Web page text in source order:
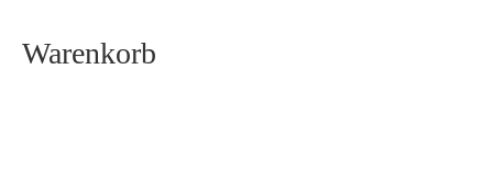
Warenkorb